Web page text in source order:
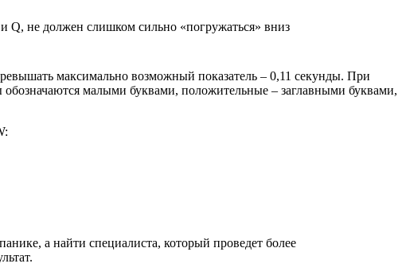
Q, не должен слишком сильно «погружаться» вниз
максимально возможный показатель – 0,11 секунды. При
малыми буквами, положительные – заглавными буквами,
а найти специалиста, который проведет более